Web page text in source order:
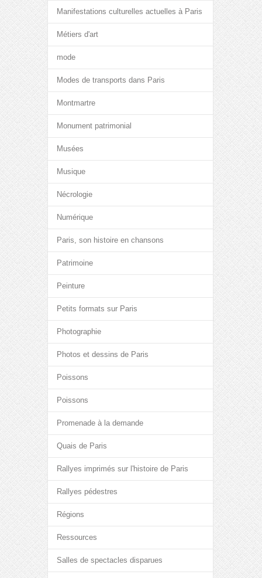
Manifestations culturelles actuelles à Paris
Métiers d'art
mode
Modes de transports dans Paris
Montmartre
Monument patrimonial
Musées
Musique
Nécrologie
Numérique
Paris, son histoire en chansons
Patrimoine
Peinture
Petits formats sur Paris
Photographie
Photos et dessins de Paris
Poissons
Poissons
Promenade à la demande
Quais de Paris
Rallyes imprimés sur l'histoire de Paris
Rallyes pédestres
Régions
Ressources
Salles de spectacles disparues